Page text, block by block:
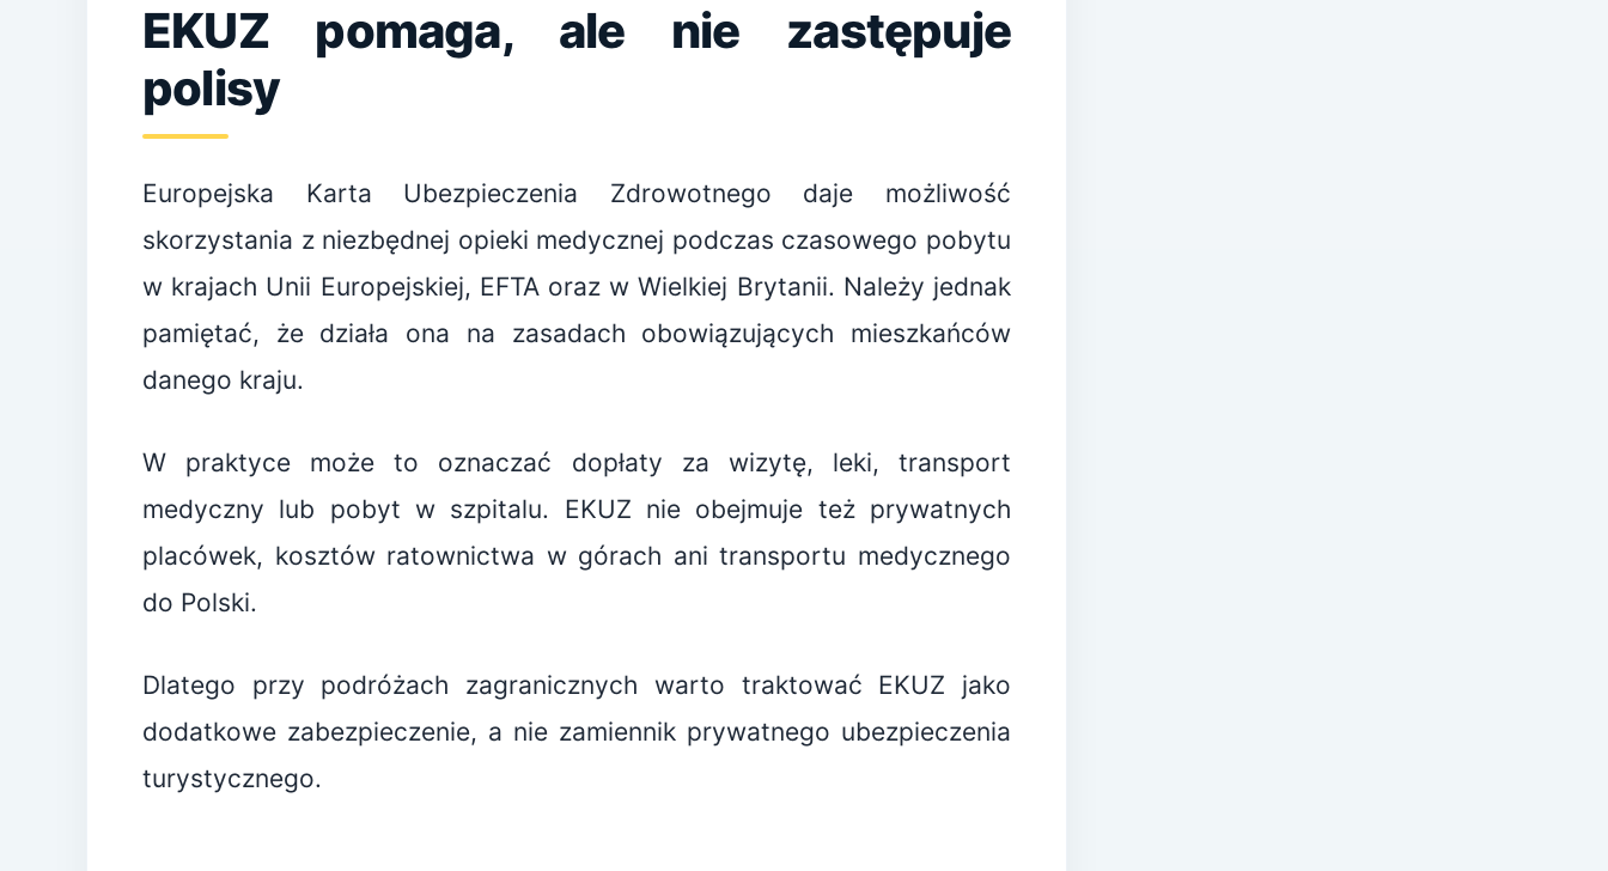
EKUZ pomaga, ale nie zastępuje
polisy
Europejska Karta Ubezpieczenia Zdrowotnego daje możliwość
skorzystania z niezbędnej opieki medycznej podczas czasowego pobytu
w krajach Unii Europejskiej, EFTA oraz w Wielkiej Brytanii. Należy jednak
pamiętać, że działa ona na zasadach obowiązujących mieszkańców
danego kraju.
W praktyce może to oznaczać dopłaty za wizytę, leki, transport
medyczny lub pobyt w szpitalu. EKUZ nie obejmuje też prywatnych
placówek, kosztów ratownictwa w górach ani transportu medycznego
do Polski.
Dlatego przy podróżach zagranicznych warto traktować EKUZ jako
dodatkowe zabezpieczenie, a nie zamiennik prywatnego ubezpieczenia
turystycznego.